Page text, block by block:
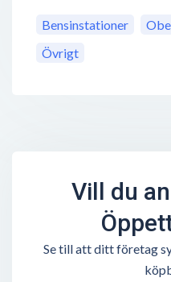
Bensinstationer
Övrigt
Vill du
Se till att ditt företag